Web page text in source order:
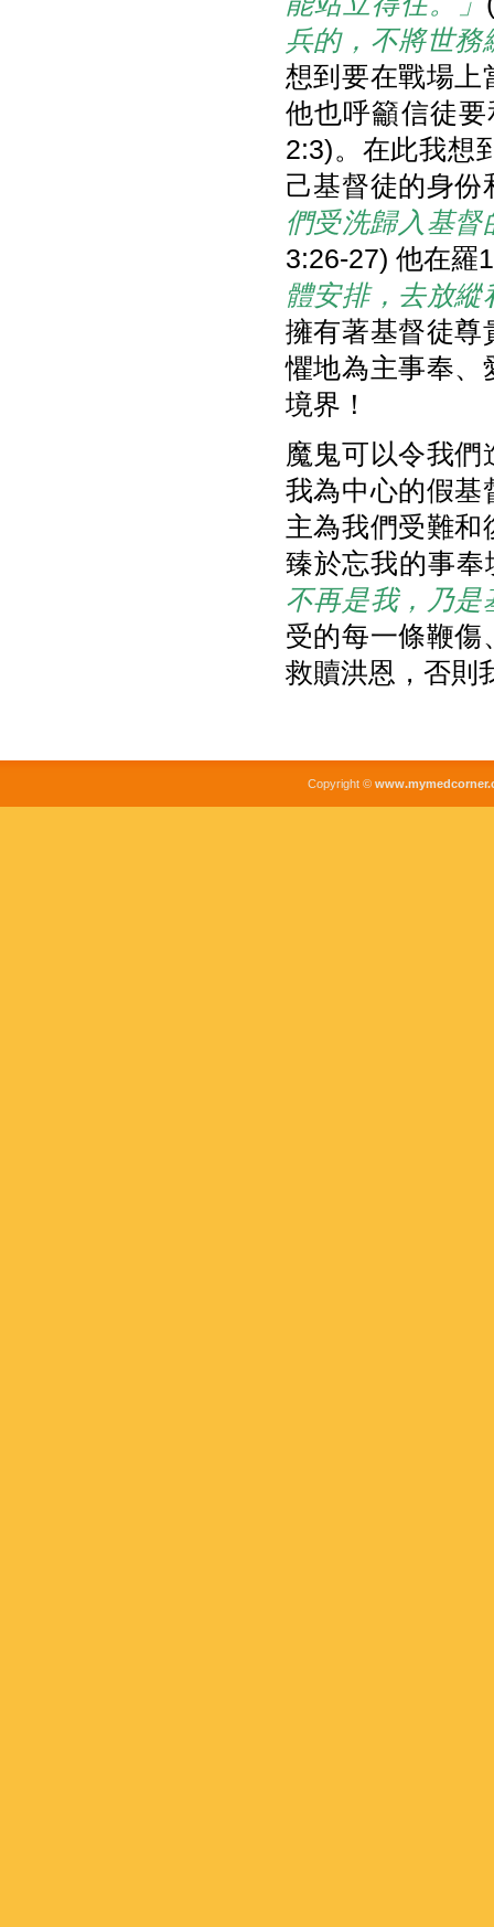
兵的，不將世
想到要在戰場上
他也呼籲信徒
2:3)。在此我想
己基督徒的身份
們受洗歸入基督
3:26-27) 他在羅
體安排，去放縱
擁有著基督徒尊
懼地為主事奉、
境界！
魔鬼可以令我
我為中心的假基
主為我們受難和
臻於忘我的事
不再是我，乃是
受的每一條鞭傷
救贖洪恩，否則
Copyright ©